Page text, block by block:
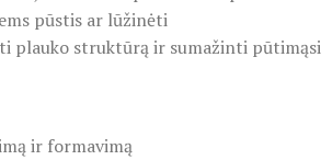
pūstis ar lūžinėti
plauko struktūrą ir sumažinti pūtimąsi
ir formavimą